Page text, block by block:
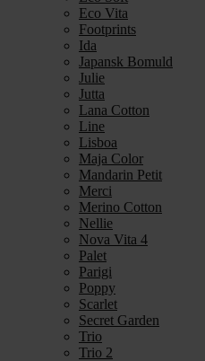
Eco Vita
Footprints
Ida
Japansk Bomuld
Julie
Jutta
Lana Cotton
Line
Lisboa
Maja Color
Mandarin Petit
Merci
Merino Cotton
Nellie
Nova Vita 4
Palet
Parigi
Poppy
Scarlet
Secret Garden
Trio
Trio 2